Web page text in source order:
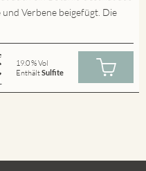
Verbene beigefügt. Die
19.0 % Vol
EnthältSulfite